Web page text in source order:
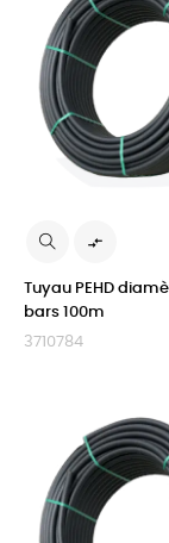

Tuyau PEHD
bars 100m
3710784